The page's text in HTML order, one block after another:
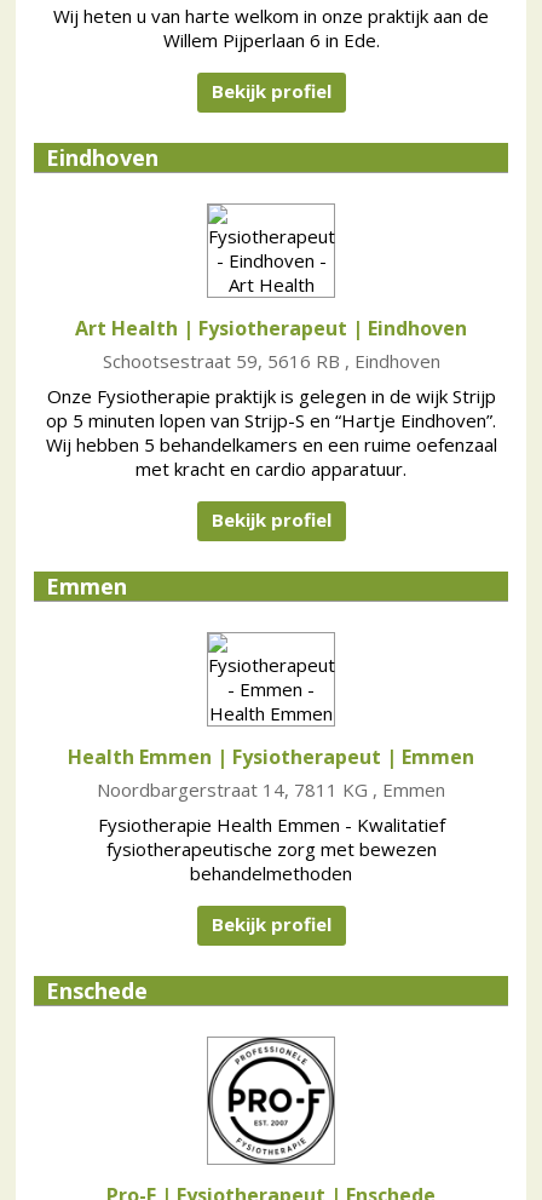
Wij heten u van harte welkom in onze praktijk aan de
Willem Pijperlaan 6 in Ede.
Bekijk profiel
Eindhoven
Art Health | Fysiotherapeut | Eindhoven
Schootsestraat 59, 5616 RB , Eindhoven
Onze Fysiotherapie praktijk is gelegen in de wijk Strijp
op 5 minuten lopen van Strijp-S en “Hartje Eindhoven”.
Wij hebben 5 behandelkamers en een ruime oefenzaal
met kracht en cardio apparatuur.
Bekijk profiel
Emmen
Health Emmen | Fysiotherapeut | Emmen
Noordbargerstraat 14, 7811 KG , Emmen
Fysiotherapie Health Emmen - Kwalitatief
fysiotherapeutische zorg met bewezen
behandelmethoden
Bekijk profiel
Enschede